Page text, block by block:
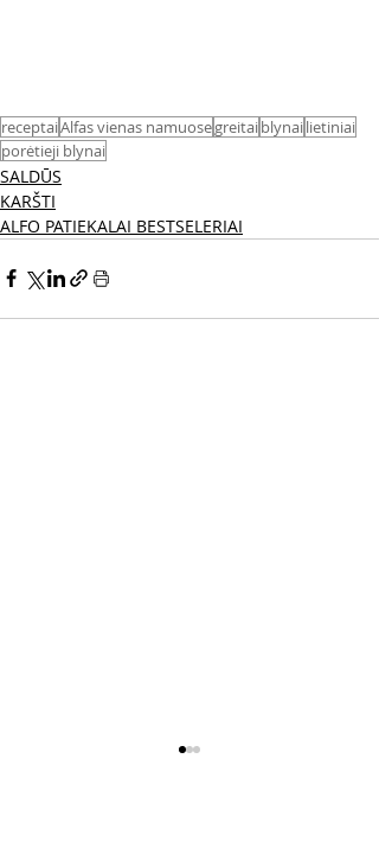
receptaiAlfas vienas namuosegreitaiblynailietiniai
porėtieji blynai
SALDŪS
KARŠTI
ALFO PATIEKALAI BESTSELERIAI